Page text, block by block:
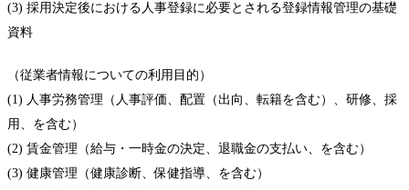
(3) 採用決定後における人事登録に必要とされる登録情報管理の基礎
資料
（従業者情報についての利用目的）
(1) 人事労務管理（人事評価、配置（出向、転籍を含む）、研修、採
用、を含む）
(2) 賃金管理（給与・一時金の決定、退職金の支払い、を含む）
(3) 健康管理（健康診断、保健指導、を含む）